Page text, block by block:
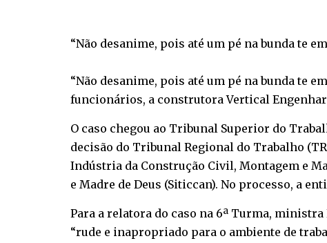
“Não desanime, pois até um pé na bunda te
“Não desanime, pois até um pé na bunda te
funcionários, a construtora Vertical
O caso chegou ao Tribunal Superior do
decisão do Tribunal Regional do Trabalho
Indústria da Construção Civil, Montagem e
e Madre de Deus (Siticcan). No processo, a
Para a relatora do caso na 6ª Turma,
“rude e inapropriado para o ambiente de